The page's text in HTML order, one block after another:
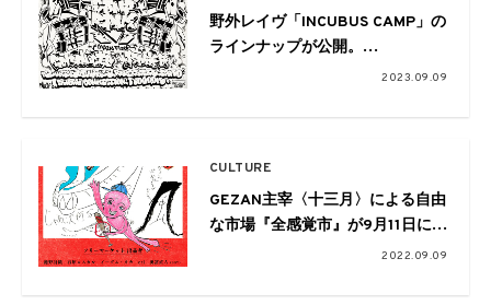
野外レイヴ「INCUBUS CAMP」の
ラインナップが公開。
CONDUCTA、ROSKA、Amapi
Racers、Tribal Connection、
2023.09.09
CULTURE
GEZAN主宰〈十三月〉による自由
な市場『全感覚市』が9月11日に渋
谷JINNAN HOUSEで開催2022.09.09